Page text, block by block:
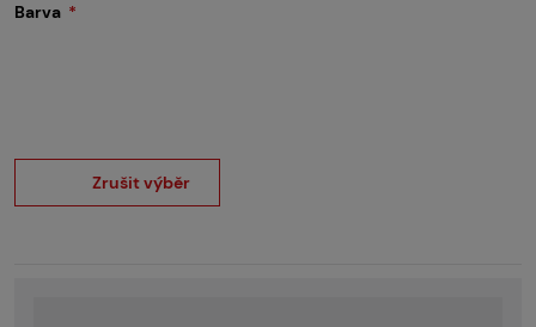
Barva
Zrušit výběr